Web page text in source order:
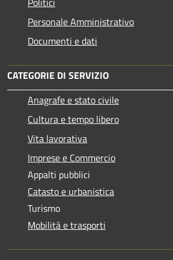
Personale Amministrativo
Documenti e dati
CATEGORIE DI SERVIZIO
Anagrafe e stato civile
Cultura e tempo libero
Vita lavorativa
Imprese e Commercio
Appalti pubblici
Catasto e urbanistica
Turismo
Mobilità e trasporti